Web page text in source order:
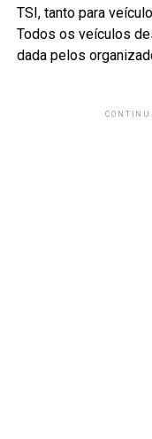
TSI, tanto para
Todos os veículos
dada pelos